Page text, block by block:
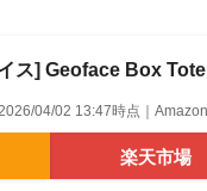
ス] Geoface Box
04/02 13:47時点｜
楽天市場